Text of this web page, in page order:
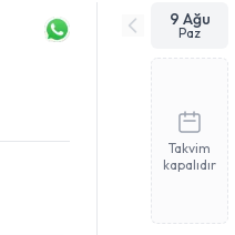
9 Ağu
Paz
Takvim
kapalıdır